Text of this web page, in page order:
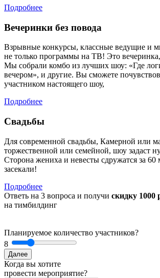
Подробнее
Вечеринки без повода
Взрывные конкурсы, классные ведущие и
не только программы на ТВ! Это
Мы собрали комбо из лучших шоу: «Где
вечером», и другие. Вы сможете
участником настоящего шоу,
Подробнее
Свадьбы
Для современной свадьбы, Камерной или
торжественной или семейной, шоу задаст
Сторона жениха и невесты сдружатся за 60
засекали!
Подробнее
Ответь на 3 вопроса и получи скидку 1000
на тимбилдинг
Планируемое количество участников?
8
Далее
Когда вы хотите
провести мероприятие?